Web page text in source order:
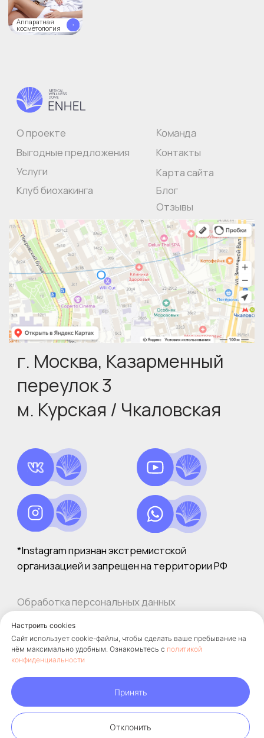
Настроить cookies
Сайт использует cookie-файлы, чтобы сделать ваше пребывание на
нём максимально удобным. Ознакомьтесь с политикой
конфиденциальности
Принять
Отклонить